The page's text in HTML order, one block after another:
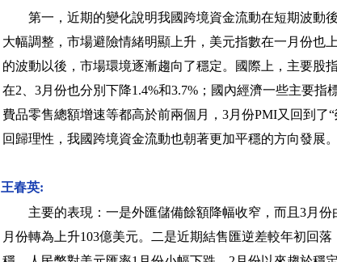
第一，近期的變化說明我國跨境資金流動在短期波動
大幅調整，市場避險情緒明顯上升，美元指數在一月份也
的波動以後，市場環境逐漸趨向了穩定。國際上，主要股
在2 3月份也分別下降1.4%和3.7%；國內經濟一些主要指
費品零售總額增速等都高於前兩個月， 3月份PMI又回到了“
回歸理性，我國跨境資金流動也朝著更加平穩的方向發展。
王春英:
主要的表現：一是外匯儲備餘額降幅收窄，而且 3月份
月份轉為上升103億美元。二是近期結售匯逆差較年初回